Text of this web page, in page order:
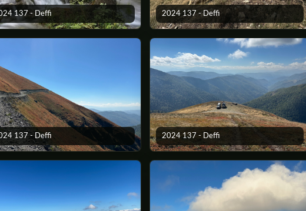
137 - Deffi 2024 137 - Deffi
137 - Deffi 2024 137 - Deffi